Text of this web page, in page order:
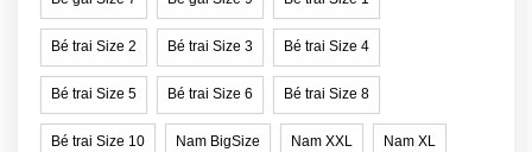
Bé trai Size 2 Bé trai Size 3 Bé trai Size 4
Bé trai Size 5 Bé trai Size 6 Bé trai Size 8
Bé trai Size 10 Nam BigSize Nam XXL Nam XL